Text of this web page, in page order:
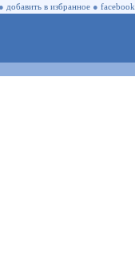
● добавить в избранное ● facebook